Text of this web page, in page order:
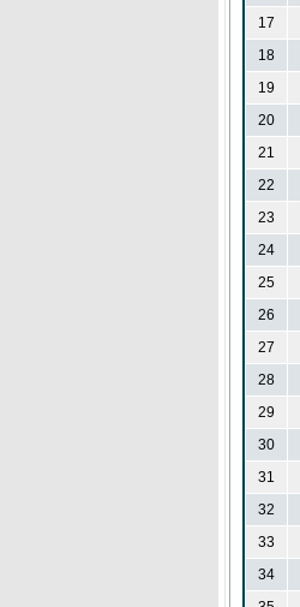
17
18
19
20
21
22
23
24
25
26
27
28
29
30
31
32
33
34